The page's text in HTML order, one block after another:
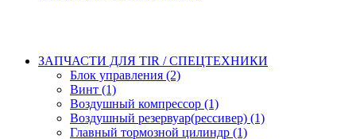
ЗАПЧАСТИ ДЛЯ TIR / СПЕЦТЕХНИКИ
Блок управления (2)
Винт (1)
Воздушный компрессор (1)
Воздушный резервуар(рессивер) (1)
Главный тормозной цилиндр (1)